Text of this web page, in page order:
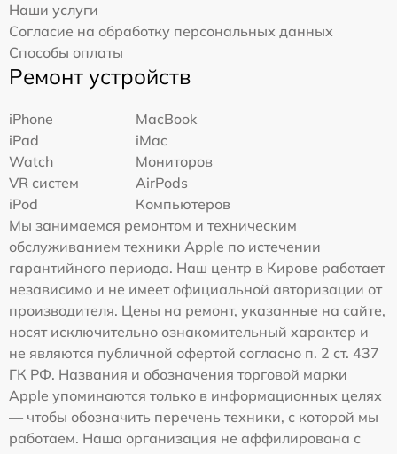
Наши услуги
Согласие на обработку персональных данных
Способы оплаты
Ремонт устройств
iPhone
MacBook
iPad
iMac
Watch
Мониторов
VR систем
AirPods
iPod
Компьютеров
Мы занимаемся ремонтом и техническим
обслуживанием техники Apple по истечении
гарантийного периода. Наш центр в Кирове работает
независимо и не имеет официальной авторизации от
производителя. Цены на ремонт, указанные на сайте,
носят исключительно ознакомительный характер и
не являются публичной офертой согласно п. 2 ст. 437
ГК РФ. Названия и обозначения торговой марки
Apple упоминаются только в информационных целях
— чтобы обозначить перечень техники, с которой мы
работаем. Наша организация не аффилирована с